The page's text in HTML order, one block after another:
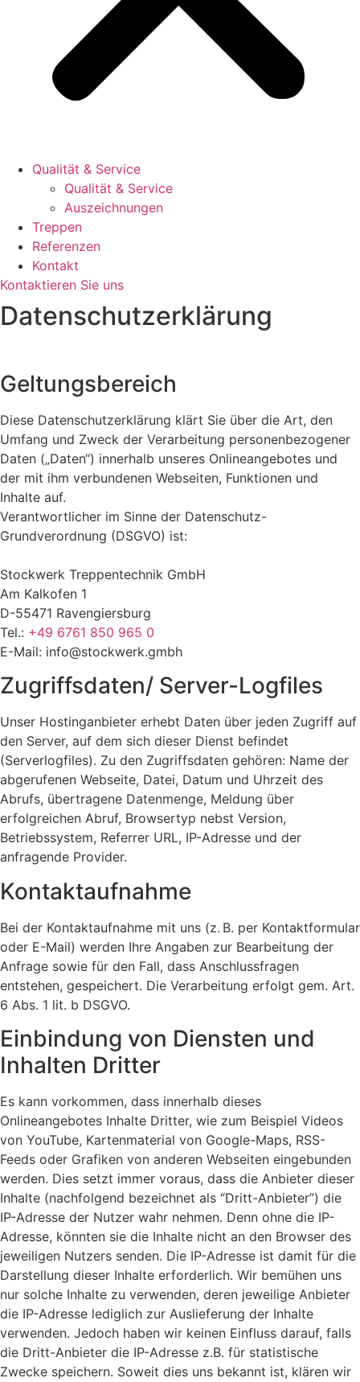
Qualität & Service
Qualität & Service
Auszeichnungen
Treppen
Referenzen
Kontakt
Kontaktieren Sie uns
Datenschutzerklärung
Geltungsbereich
Diese Datenschutzerklärung klärt Sie über die Art, den
Umfang und Zweck der Verarbeitung personenbezogener
Daten („Daten“) innerhalb unseres Onlineangebotes und
der mit ihm verbundenen Webseiten, Funktionen und
Inhalte auf.
Verantwortlicher im Sinne der Datenschutz-
Grundverordnung (DSGVO) ist:
Stockwerk Treppentechnik GmbH
Am Kalkofen 1
D-55471 Ravengiersburg
Tel.: +49 6761 850 965 0
E-Mail: info@stockwerk.gmbh
Zugriffsdaten/ Server-Logfiles
Unser Hostinganbieter erhebt Daten über jeden Zugriff auf
den Server, auf dem sich dieser Dienst befindet
(Serverlogfiles). Zu den Zugriffsdaten gehören: Name der
abgerufenen Webseite, Datei, Datum und Uhrzeit des
Abrufs, übertragene Datenmenge, Meldung über
erfolgreichen Abruf, Browsertyp nebst Version,
Betriebssystem, Referrer URL, IP-Adresse und der
anfragende Provider.
Kontaktaufnahme
Bei der Kontaktaufnahme mit uns (z. B. per Kontaktformular
oder E-Mail) werden Ihre Angaben zur Bearbeitung der
Anfrage sowie für den Fall, dass Anschlussfragen
entstehen, gespeichert. Die Verarbeitung erfolgt gem. Art.
6 Abs. 1 lit. b DSGVO.
Einbindung von Diensten und
Inhalten Dritter
Es kann vorkommen, dass innerhalb dieses
Onlineangebotes Inhalte Dritter, wie zum Beispiel Videos
von YouTube, Kartenmaterial von Google-Maps, RSS-
Feeds oder Grafiken von anderen Webseiten eingebunden
werden. Dies setzt immer voraus, dass die Anbieter dieser
Inhalte (nachfolgend bezeichnet als “Dritt-Anbieter”) die
IP-Adresse der Nutzer wahr nehmen. Denn ohne die IP-
Adresse, könnten sie die Inhalte nicht an den Browser des
jeweiligen Nutzers senden. Die IP-Adresse ist damit für die
Darstellung dieser Inhalte erforderlich. Wir bemühen uns
nur solche Inhalte zu verwenden, deren jeweilige Anbieter
die IP-Adresse lediglich zur Auslieferung der Inhalte
verwenden. Jedoch haben wir keinen Einfluss darauf, falls
die Dritt-Anbieter die IP-Adresse z.B. für statistische
Zwecke speichern. Soweit dies uns bekannt ist, klären wir